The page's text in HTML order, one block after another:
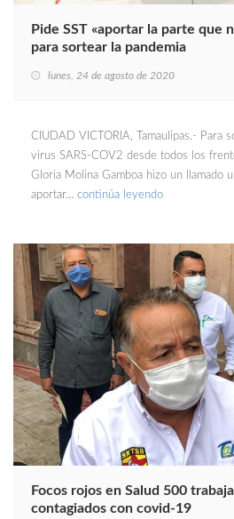
Pide SST «aportar la parte que
para sortear la pandemia
lunes, 24 de agosto de 2020
CIUDAD VICTORIA, Tamaulipas.- Para
virus SARS-COV2 desde todos los
Gloria Molina Gamboa hizo un llamado
aportar… continúa leyendo
Focos rojos en Salud 500
contagiados con covid-19